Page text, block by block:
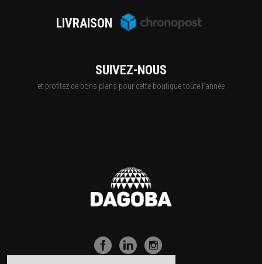
LIVRAISON
SUIVEZ-NOUS
et profitez de bons plans pour cette boutique toute l'année